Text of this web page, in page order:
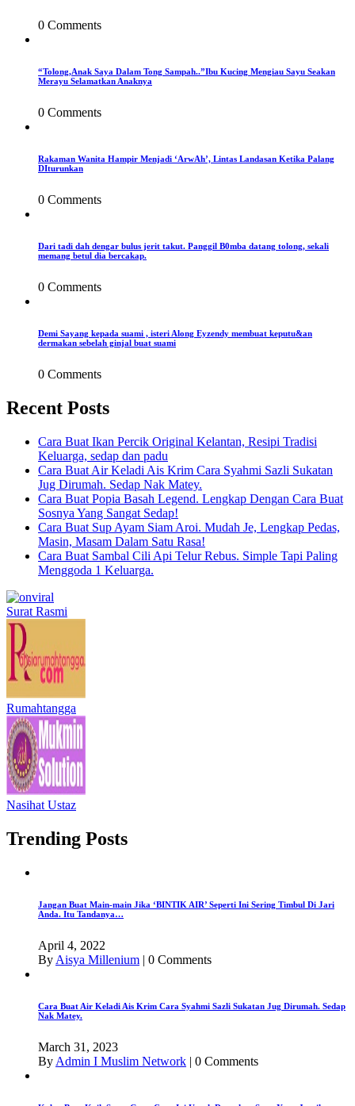
0 Comments
“Tolong,Anak Saya Dalam Tong Sampah..”Ibu Kucing Mengiau Sayu Seakan
Merayu Selamatkan Anaknya
0 Comments
Rakaman Wanita Hampir Menjadi ‘ArwAh’, Lintas Landasan Ketika Palang
DIturunkan
0 Comments
Dari tadi dah dengar bulus jerit takut. Panggil B0mba datang tolong, sekali
memang betul dia bercakap.
0 Comments
Demi Sayang kepada suami , isteri Along Eyzendy membuat keputu&an
dermakan sebelah ginjal buat suami
0 Comments
Recent Posts
Cara Buat Ikan Percik Original Kelantan, Resipi Tradisi
Keluarga, sedap dan padu
Cara Buat Air Keladi Ais Krim Cara Syahmi Sazli Sukatan
Jug Dirumah. Sedap Nak Matey.
Cara Buat Popia Basah Legend. Lengkap Dengan Cara Buat
Sosnya Yang Sangat Sedap!
Cara Buat Sup Ayam Siam Aroi. Mudah Je, Lengkap Pedas,
Masin, Masam Dalam Satu Rasa!
Cara Buat Sambal Cili Api Telur Rebus. Simple Tapi Paling
Menggoda 1 Keluarga.
Surat Rasmi
Rumahtangga
Nasihat Ustaz
Trending Posts
Jangan Buat Main-main Jika ‘BINTIK AIR’ Seperti Ini Sering Timbul Di Jari
Anda. Itu Tandanya…
April 4, 2022
By Aisya Millenium | 0 Comments
Cara Buat Air Keladi Ais Krim Cara Syahmi Sazli Sukatan Jug Dirumah. Sedap
Nak Matey.
March 31, 2023
By Admin I Muslim Network | 0 Comments